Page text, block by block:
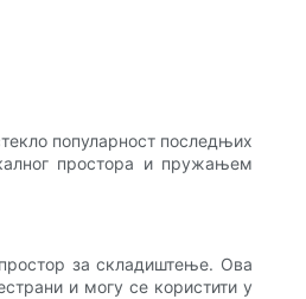
популарност последњих
простора и пружањем
за складиштење. Ова
и могу се користити у